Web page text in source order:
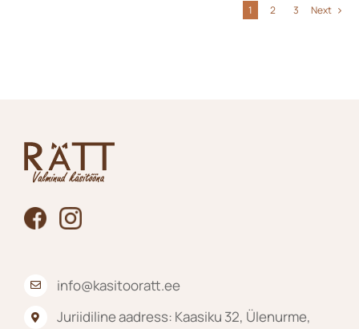
1 2 3 Next
info@kasitooratt.ee
Juriidiline aadress: Kaasiku 32, Ülenurme,